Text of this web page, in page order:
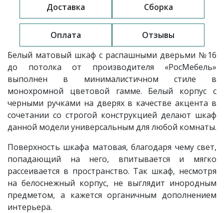
Доставка Сборка
Оплата
Отзывы
Белый матовый шкаф с распашными дверьми №16
до потолка от производителя «РосМебель»
выполнен в минималистичном стиле в
монохромной цветовой гамме. Белый корпус с
черными ручками на дверях в качестве акцента в
сочетании со строгой конструкцией делают шкаф
данной модели универсальным для любой комнаты.
Поверхность шкафа матовая, благодаря чему свет,
попадающий на него, впитывается и мягко
рассеивается в пространство. Так шкаф, несмотря
на белоснежный корпус, не выглядит инородным
предметом, а кажется органичным дополнением
интерьера.